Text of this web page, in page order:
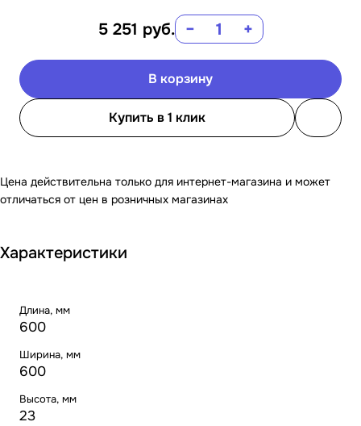
5 251 руб. − +
В корзину
Купить в 1 клик
Цена действительна только для интернет-магазина и может
отличаться от цен в розничных магазинах
Характеристики
Длина, мм
600
Ширина, мм
600
Высота, мм
23